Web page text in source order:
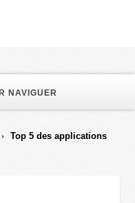
NAVIGUER
Top 5 des applications